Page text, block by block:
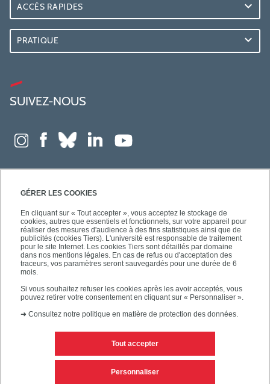
GÉRER LES COOKIES
En cliquant sur « Tout accepter », vous acceptez le stockage de
cookies, autres que essentiels et fonctionnels, sur votre appareil pour
réaliser des mesures d'audience à des fins statistiques ainsi que de
publicités (cookies Tiers). L'université est responsable de traitement
pour le site Internet. Les cookies Tiers sont détaillés par domaine
dans nos mentions légales. En cas de refus ou d'acceptation des
traceurs, vos paramètres seront sauvegardés pour une durée de 6
mois.
Si vous souhaitez refuser les cookies après les avoir acceptés, vous
pouvez retirer votre consentement en cliquant sur « Personnaliser ».
➜ Consultez notre politique en matière de protection des données.
Tout accepter
Personnaliser
ACCÈS RAPIDES
PRATIQUE
SUIVEZ-NOUS
Mentions légales